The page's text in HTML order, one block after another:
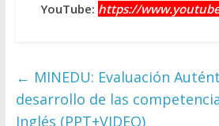
YouTube: https://
← MINEDU: Evaluación
desarrollo de las
Inglés (PPT+VIDEO)